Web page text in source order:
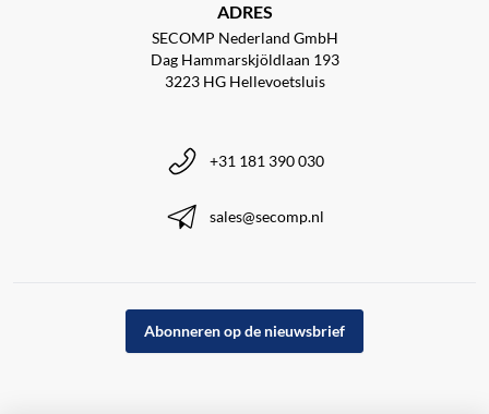
ADRES
SECOMP Nederland GmbH
Dag Hammarskjöldlaan 193
3223 HG Hellevoetsluis
+31 181 390 030
sales@secomp.nl
Abonneren op de nieuwsbrief